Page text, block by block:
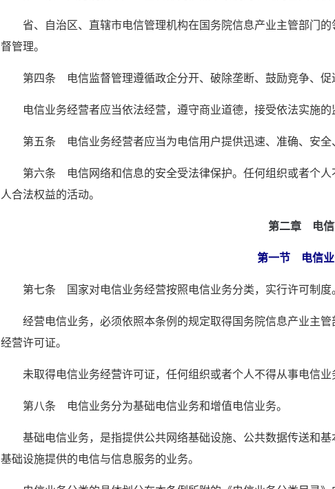
省、自治区、直辖市电信管理机构在国务院信息产业主管部门的
督管理。
第四条　电信监督管理遵循政企分开、破除垄断、鼓励竞争、促
电信业务经营者应当依法经营，遵守商业道德，接受依法实施的
第五条　电信业务经营者应当为电信用户提供迅速、准确、安全
第六条　电信网络和信息的安全受法律保护。任何组织或者个人
人合法权益的活动。
第二章　电
第一节　电信
第七条　国家对电信业务经营按照电信业务分类，实行许可制度
经营电信业务，必须依照本条例的规定取得国务院信息产业主管
经营许可证。
未取得电信业务经营许可证，任何组织或者个人不得从事电信业
第八条　电信业务分为基础电信业务和增值电信业务。
基础电信业务，是指提供公共网络基础设施、公共数据传送和基
基础设施提供的电信与信息服务的业务。